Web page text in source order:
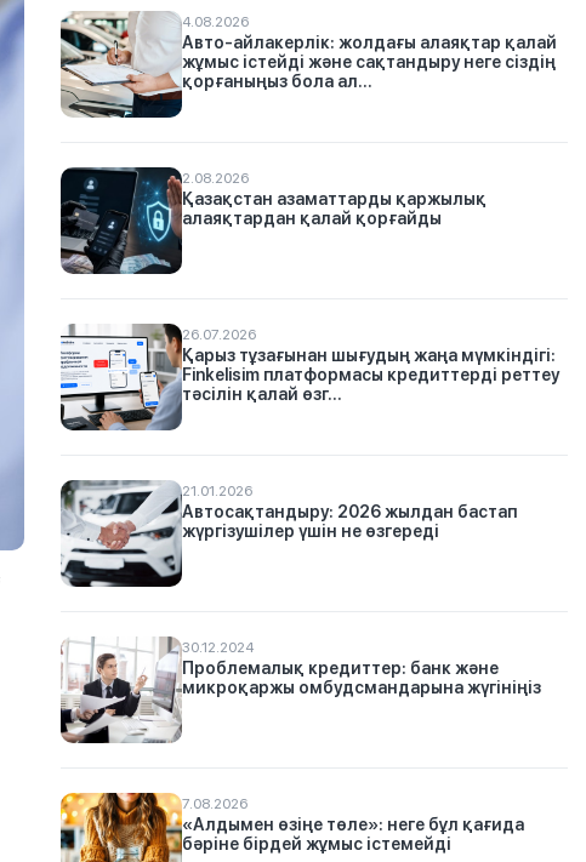
4.08.2026
Авто-айлакерлік: жолдағы алаяқтар қалай
жұмыс істейді және сақтандыру неге сіздің
қорғаныңыз бола ал...
2.08.2026
Қазақстан азаматтарды қаржылық
алаяқтардан қалай қорғайды
26.07.2026
Қарыз тұзағынан шығудың жаңа мүмкіндігі:
Finkelisim платформасы кредиттерді реттеу
тәсілін қалай өзг...
21.01.2026
Автосақтандыру: 2026 жылдан бастап
жүргізушілер үшін не өзгереді
30.12.2024
Проблемалық кредиттер: банк және
микроқаржы омбудсмандарына жүгініңіз
7.08.2026
«Алдымен өзіңе төле»: неге бұл қағида
бәріне бірдей жұмыс істемейді